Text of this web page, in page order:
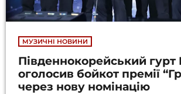
МУЗИЧНІ НОВИНИ
Південнокорейський гурт
оголосив бойкот премії
через нову номінацію